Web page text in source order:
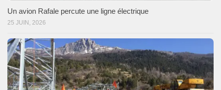
Un avion Rafale percute une ligne électrique
25 JUIN, 2026